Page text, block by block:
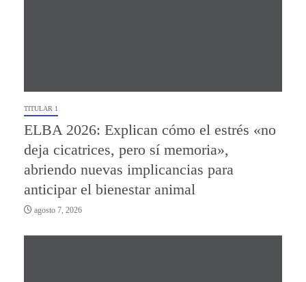
TITULAR 1
ELBA 2026: Explican cómo el estrés «no
deja cicatrices, pero sí memoria»,
abriendo nuevas implicancias para
anticipar el bienestar animal
agosto 7, 2026